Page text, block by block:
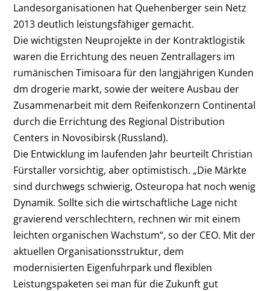
Landesorganisationen hat Quehenberger sein Netz
2013 deutlich leistungsfähiger gemacht.
Die wichtigsten Neuprojekte in der Kontraktlogistik
waren die Errichtung des neuen Zentrallagers im
rumänischen Timisoara für den langjährigen Kunden
dm drogerie markt, sowie der weitere Ausbau der
Zusammenarbeit mit dem Reifenkonzern Continental
durch die Errichtung des Regional Distribution
Centers in Novosibirsk (Russland).
Die Entwicklung im laufenden Jahr beurteilt Christian
Fürstaller vorsichtig, aber optimistisch. „Die Märkte
sind durchwegs schwierig, Osteuropa hat noch wenig
Dynamik. Sollte sich die wirtschaftliche Lage nicht
gravierend verschlechtern, rechnen wir mit einem
leichten organischen Wachstum“, so der CEO. Mit der
aktuellen Organisationsstruktur, dem
modernisierten Eigenfuhrpark und flexiblen
Leistungspaketen sei man für die Zukunft gut